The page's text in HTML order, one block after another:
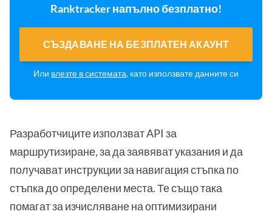
Ranktracker напълно безплатно!
СЪЗДАВАНЕ НА БЕЗПЛАТЕН АКАУНТ
Или влезте в системата, като използвате данните си
Разработчиците използват API за
маршрутизиране, за да заявяват указания и да
получават инструкции за навигация стъпка по
стъпка до определени места. Те също така
помагат за изчисляване на оптимизирани